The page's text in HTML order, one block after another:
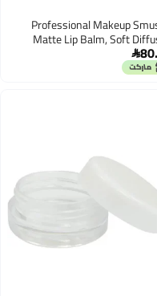
Professional Makeup
Matte Lip Balm, Soft
Color, Matte Finish, Sugar
